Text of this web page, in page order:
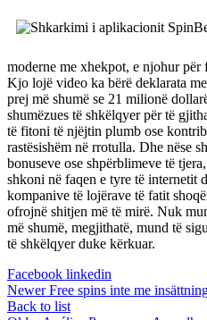
moderne me xhekpot, e njohur për
Kjo lojë video ka bërë deklarata
prej më shumë se 21 milionë
shumëzues të shkëlqyer për të
të fitoni të njëjtin plumb ose
rastësishëm në rrotulla. Dhe nëse
bonuseve ose shpërblimeve të
shkoni në faqen e tyre të internetit
kompanive të lojërave të fatit
ofrojnë shitjen më të mirë. Nuk
më shumë, megjithatë, mund të
të shkëlqyer duke kërkuar.
Facebook linkedin
Newer Free spins inte me
Back to list